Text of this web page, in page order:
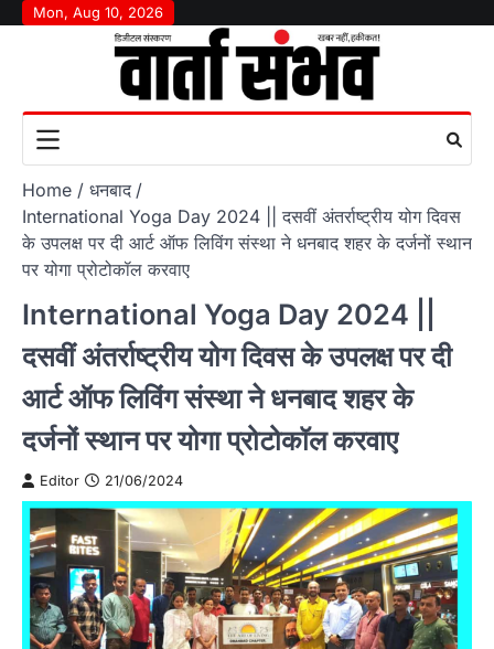
SkipMon, Aug 10, 2026
Home
धनबाद
International Yoga Day 2024 || दसवीं अंतर्राष्ट्रीय योग दिवस
के उपलक्ष पर दी आर्ट ऑफ लिविंग संस्था ने धनबाद शहर के दर्जनों स्थान
पर योगा प्रोटोकॉल करवाए
International Yoga Day 2024 ||
दसवीं अंतर्राष्ट्रीय योग दिवस के उपलक्ष पर दी
आर्ट ऑफ लिविंग संस्था ने धनबाद शहर के
दर्जनों स्थान पर योगा प्रोटोकॉल करवाए
Editor 21/06/2024